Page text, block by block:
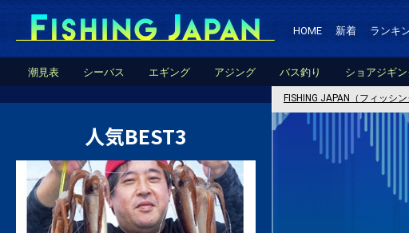
HOME 新着 ランキ
潮見表 シーバス エギング アジング バス釣り ショアジギ
FISHING JAPAN（フィッシン
人気BEST3